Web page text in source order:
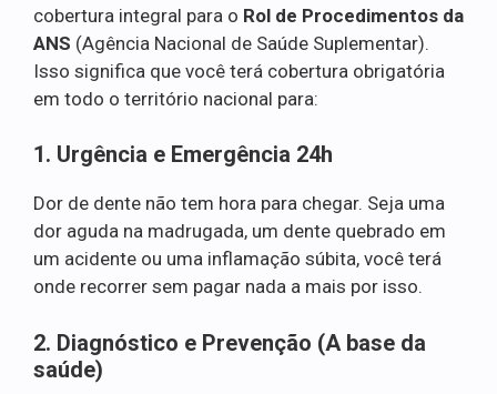
cobertura integral para o Rol de Procedimentos da
ANS (Agência Nacional de Saúde Suplementar).
Isso significa que você terá cobertura obrigatória
em todo o território nacional para:
1. Urgência e Emergência 24h
Dor de dente não tem hora para chegar. Seja uma
dor aguda na madrugada, um dente quebrado em
um acidente ou uma inflamação súbita, você terá
onde recorrer sem pagar nada a mais por isso.
2. Diagnóstico e Prevenção (A base da
saúde)